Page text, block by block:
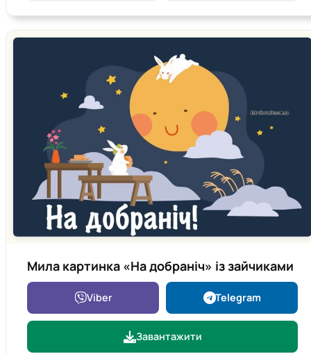
Мила картинка «На добраніч» із зайчиками
Viber Telegram
Завантажити